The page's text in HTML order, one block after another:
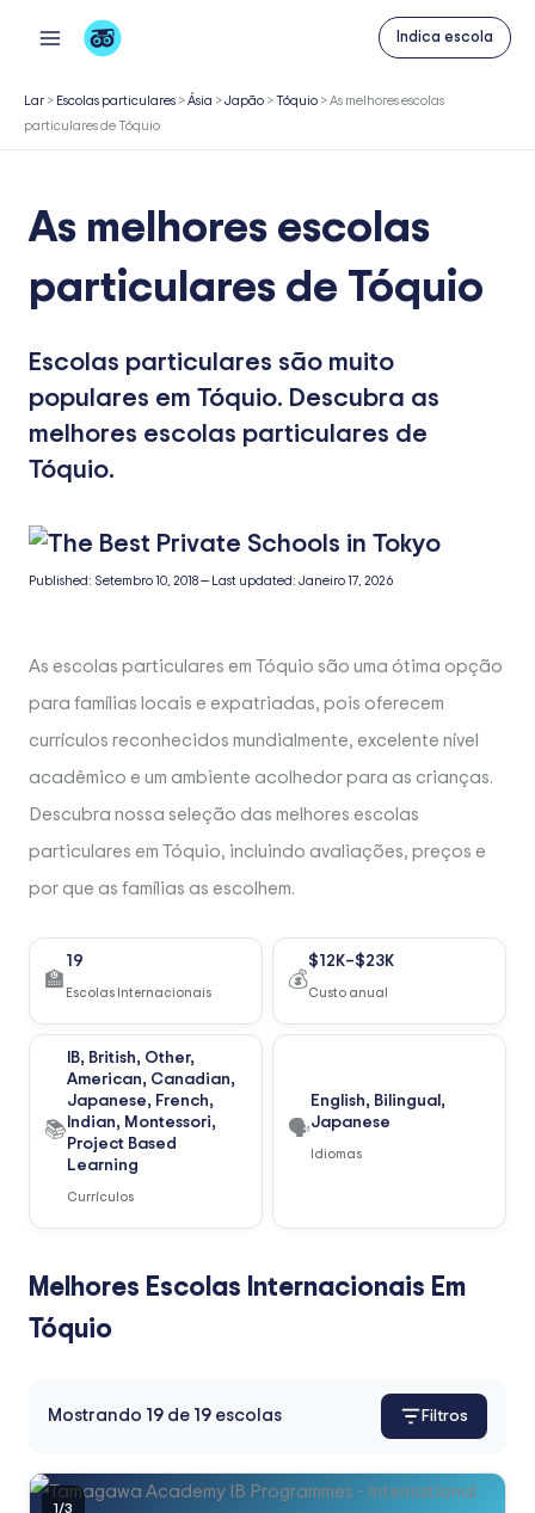
content
Indica escola
Lar > Escolas particulares >Ásia >Japão >Tóquio >As melhores escolas
particulares de Tóquio
As melhores escolas
particulares de Tóquio
Escolas particulares são muito
populares em Tóquio. Descubra as
melhores escolas particulares de
Tóquio.
Published: Setembro 10, 2018— Last updated: Janeiro 17, 2026
As escolas particulares em Tóquio são uma ótima opção
para famílias locais e expatriadas, pois oferecem
currículos reconhecidos mundialmente, excelente nível
acadêmico e um ambiente acolhedor para as crianças.
Descubra nossa seleção das melhores escolas
particulares em Tóquio, incluindo avaliações, preços e
por que as famílias as escolhem.
🏫
19
Escolas Internacionais
💰
$12K–$23K
Custo anual
📚
IB, British, Other,
American, Canadian,
Japanese, French,
Indian, Montessori,
Project Based
Learning
Currículos
🗣️
English, Bilingual,
Japanese
Idiomas
Melhores Escolas Internacionais Em
Tóquio
Mostrando 19 de 19 escolas Filtros
1/3